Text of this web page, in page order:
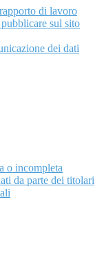
di lavoro
sul sito
dei dati
o incompleta
da parte dei titolari